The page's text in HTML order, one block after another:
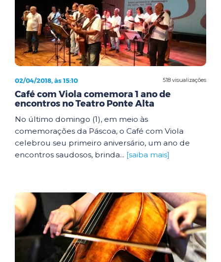
518 visualizações
02/04/2018, às 15:10
Café com Viola comemora 1 ano de
encontros no Teatro Ponte Alta
No último domingo (1), em meio às
comemorações da Páscoa, o Café com Viola
celebrou seu primeiro aniversário, um ano de
encontros saudosos, brinda... [saiba mais]